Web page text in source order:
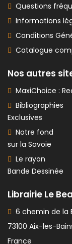
Questions
Informations
Conditions
Catalogue
Nos autres
MaxiChoice :
Bibliographies
Exclusives
Notre fond
sur la Savoie
Le rayon
Bande Dessinée
Librairie Le
6 chemin de la
73100 Aix-les-
France